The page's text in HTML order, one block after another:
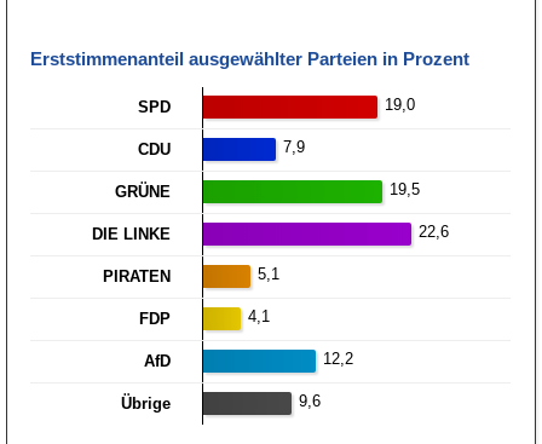
Erststimmen­anteil ausgewählter Parteien in Prozent
SPD 19,0
CDU 7,9
GRÜNE 19,5
DIE LINKE 22,6
PIRATEN 5,1
FDP 4,1
AfD 12,2
Übrige 9,6